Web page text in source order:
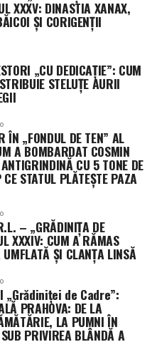
unor rețele vaste de
țintelor mobile în
Securitatea
unor contractori
anunț este menținerea
beneficiar al
ai comandamentului
strict de protocoalele
menite să protejeze
capacitățile specifice
de a ascunde detaliile
ale premiilor,
Justificarea oficială
de informații
XXXV: DINASTIA XANAX,
ȘI CORIGENȚII
„CU DEDICAȚIE”: CUM
STELUȚE AURII
ÎN „FONDUL DE TEN” AL
A BOMBARDAT COSMIN
CU 5 TONE DE
STATUL PLĂTEȘTE PAZA
– „GRĂDINIȚA DE
XXXIV: CUM A RĂMAS
ȘI CLANȚA LINSĂ
„Grădiniței de Cadre”:
PRAHOVA: DE LA
LA PUMNI ÎN
PRIVIREA BLÂNDĂ A